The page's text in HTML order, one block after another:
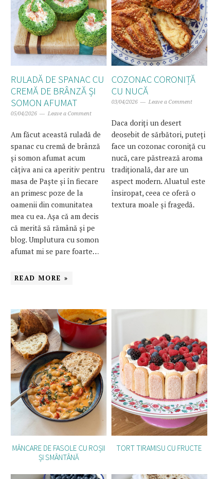
RULADĂ DE SPANAC CU
CREMĂ DE BRÂNZĂ ȘI
SOMON AFUMAT
05/04/2026 Leave a Comment
Am făcut această ruladă de
spanac cu cremă de brânză
și somon afumat acum
câțiva ani ca aperitiv pentru
masa de Paște și în fiecare
an primesc poze de la
oamenii din comunitatea
mea cu ea. Așa că am decis
că merită să rămână și pe
blog. Umplutura cu somon
afumat mi se pare foarte…
READ MORE »
COZONAC CORONIȚĂ
CU NUCĂ
03/04/2026 Leave a Comment
Daca doriți un desert
deosebit de sărbători, puteți
face un cozonac coroniță cu
nucă, care păstrează aroma
tradițională, dar are un
aspect modern. Aluatul este
însiropat, ceea ce oferă o
textura moale și fragedă.
MÂNCARE DE FASOLE CU ROȘII
ȘI SMÂNTÂNĂ
TORT TIRAMISU CU FRUCTE